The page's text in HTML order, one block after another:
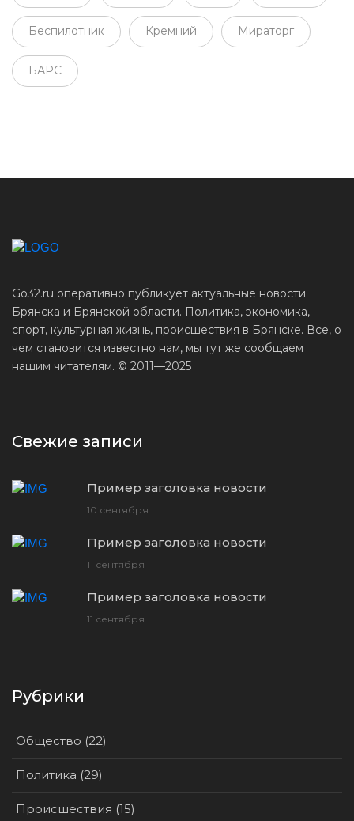
Беспилотник Кремний Мираторг
БАРС
Go32.ru оперативно публикует актуальные новости
Брянска и Брянской области. Политика, экономика,
спорт, культурная жизнь, происшествия в Брянске. Все, о
чем становится известно нам, мы тут же сообщаем
нашим читателям. © 2011—2025
Свежие записи
Пример заголовка новости
10 сентября
Пример заголовка новости
11 сентября
Пример заголовка новости
11 сентября
Рубрики
Общество (22)
Политика (29)
Происшествия (15)